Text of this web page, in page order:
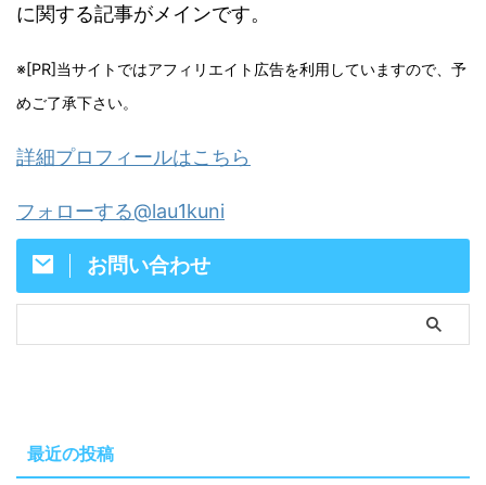
に関する記事がメインです。
※[PR]当サイトではアフィリエイト広告を利用していますので、予
めご了承下さい。
詳細プロフィールはこちら
フォローする@lau1kuni
お問い合わせ
最近の投稿